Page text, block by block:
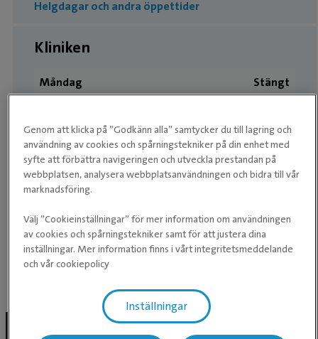
Helgdagar och andra öppettider
Kliniken
Måndag
Stängt
Onsdag
Stängt
Torsdag
Stängt
Fredag
Lördag
Stängt
Söndag
Stängt
Facebook inlägg
Genom att klicka på ”Godkänn alla” samtycker du till lagring och
användning av cookies och spårningstekniker på din enhet med
syfte att förbättra navigeringen och utveckla prestandan på
webbplatsen, analysera webbplatsanvändningen och bidra till vår
marknadsföring.
Välj ”Cookieinställningar” för mer information om användningen
av cookies och spårningstekniker samt för att justera dina
inställningar. Mer information finns i vårt integritetsmeddelande
och vår cookiepolicy
Inställningar